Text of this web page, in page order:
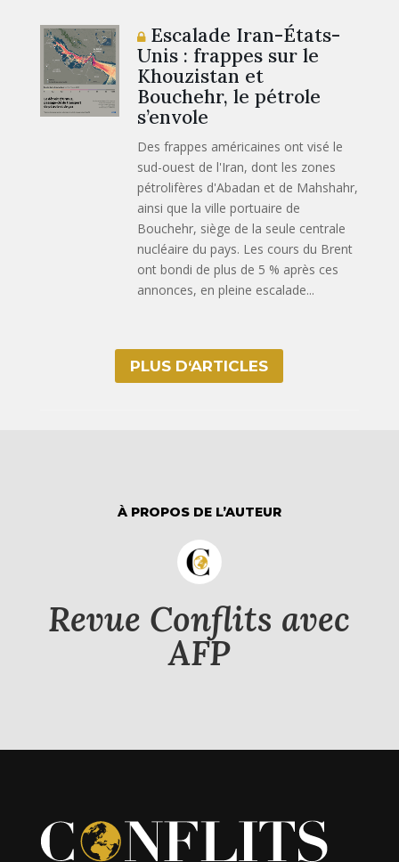
Escalade Iran-États-
Unis : frappes sur le
Khouzistan et
Bouchehr, le pétrole
s’envole
Des frappes américaines ont visé le
sud-ouest de l'Iran, dont les zones
pétrolifères d'Abadan et de Mahshahr,
ainsi que la ville portuaire de
Bouchehr, siège de la seule centrale
nucléaire du pays. Les cours du Brent
ont bondi de plus de 5 % après ces
annonces, en pleine escalade...
PLUS D‘ARTICLES
À PROPOS DE L’AUTEUR
Revue Conflits avec
AFP